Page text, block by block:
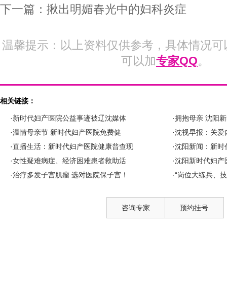
下一篇： 揪出明媚春光中的妇科炎症
温馨提示：以上资料仅供参考，具体情况可
可以加专家QQ。
相关链接：
·新时代妇产医院公益事迹被辽沈媒体
·拥抱母亲 沈阳
·温情母亲节 新时代妇产医院免费健
·沈视早报：关
·直播生活：新时代妇产医院健康普查现
·沈阳新闻：新
·女性疑难病症、经济困难患者救助活
·沈阳新时代妇
·治疗多发子宫肌瘤 选对医院保子宫！
·“岗位大练兵、
咨询专家 预约挂号